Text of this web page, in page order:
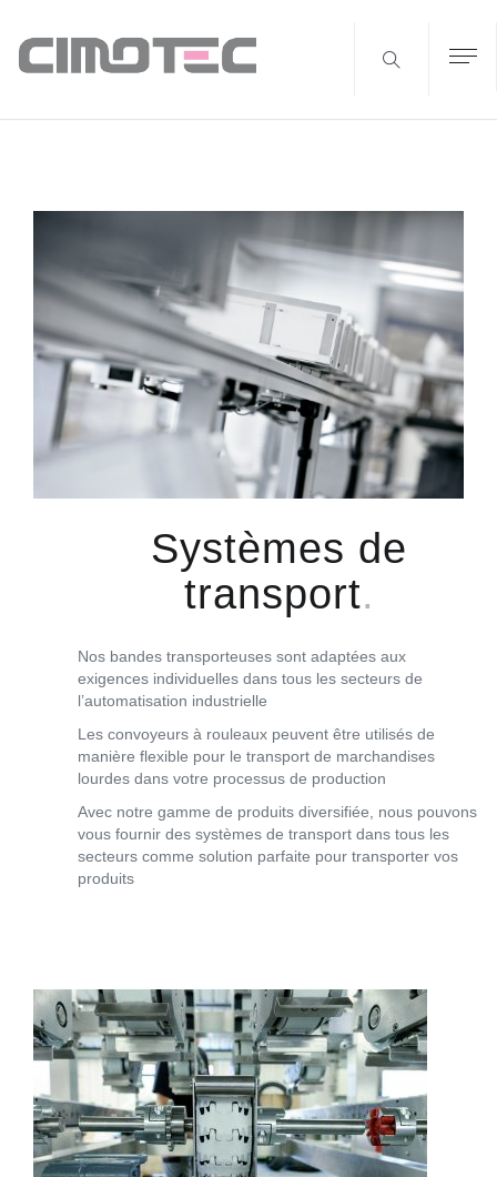
Systèmes de
transport
Nos bandes transporteuses sont adaptées aux
exigences individuelles dans tous les secteurs de
l’automatisation industrielle
Les convoyeurs à rouleaux peuvent être utilisés de
manière flexible pour le transport de marchandises
lourdes dans votre processus de production
Avec notre gamme de produits diversifiée, nous pouvons
vous fournir des systèmes de transport dans tous les
secteurs comme solution parfaite pour transporter vos
produits